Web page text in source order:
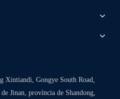
Xintiandi, Gongye South Road,
Jinan, província de Shandong,